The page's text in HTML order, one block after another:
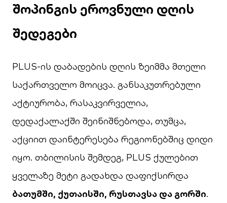
შოპინგის ეროვნული დღის
შედეგები
PLUS-ის დაბადების დღის ზეიმმა მთელი
საქართველო მოიცვა. განსაკუთრებული
აქტიურობა, რასაკვირველია,
დედაქალაქში შეინიშნებოდა, თუმცა,
აქციით დაინტერესება რეგიონებშიც დიდი
იყო. თბილისის შემდეგ, PLUS ქულებით
ყველაზე მეტი გადახდა დაფიქსირდა
ბათუმში, ქუთაისში, რუსთავსა და გორში.